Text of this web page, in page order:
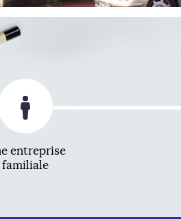
entreprise
familiale